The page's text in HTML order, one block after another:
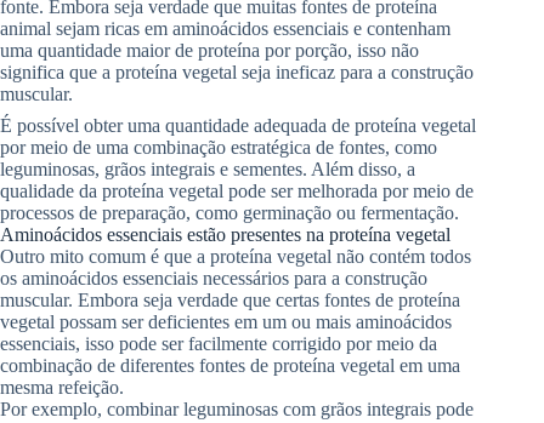
fonte. Embora seja verdade que muitas fontes de proteína
animal sejam ricas em aminoácidos essenciais e contenham
uma quantidade maior de proteína por porção, isso não
significa que a proteína vegetal seja ineficaz para a construção
muscular.
É possível obter uma quantidade adequada de proteína vegetal
por meio de uma combinação estratégica de fontes, como
leguminosas, grãos integrais e sementes. Além disso, a
qualidade da proteína vegetal pode ser melhorada por meio de
processos de preparação, como germinação ou fermentação.
Aminoácidos essenciais estão presentes na proteína vegetal
Outro mito comum é que a proteína vegetal não contém todos
os aminoácidos essenciais necessários para a construção
muscular. Embora seja verdade que certas fontes de proteína
vegetal possam ser deficientes em um ou mais aminoácidos
essenciais, isso pode ser facilmente corrigido por meio da
combinação de diferentes fontes de proteína vegetal em uma
mesma refeição.
Por exemplo, combinar leguminosas com grãos integrais pode